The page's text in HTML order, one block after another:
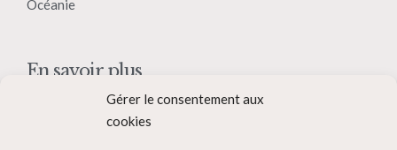
Gérer le consentement aux
cookies
Océanie
En savoir plus